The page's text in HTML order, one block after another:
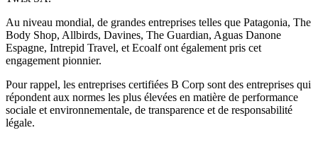
Au niveau mondial, de grandes entreprises telles que Patagonia, The
Body Shop, Allbirds, Davines, The Guardian, Aguas Danone
Espagne, Intrepid Travel, et Ecoalf ont également pris cet
engagement pionnier.
Pour rappel, les entreprises certifiées B Corp sont des entreprises qui
répondent aux normes les plus élevées en matière de performance
sociale et environnementale, de transparence et de responsabilité
légale.